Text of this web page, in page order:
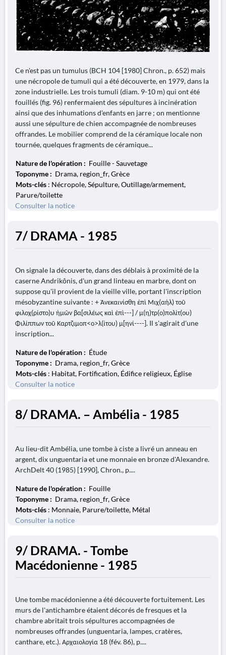
Ce n'est pas un tumulus (BCH 104 [1980] Chron., p. 652) mais
une nécropole de tumuli qui a été découverte, en 1979, dans la
zone industrielle. Les trois tumuli (diam. 9-10 m) qui ont été
fouillés (fig. 96) renfermaient des sépultures à incinération
ainsi que des inhumations d'enfants en jarre ; on mentionne
aussi une sépulture de chien accompagnée de nombreuses
offrandes. Le mobilier comprend de la céramique locale non
tournée, quelques fragments de céramique...
Nature de l'opération : Fouille - Sauvetage
Toponyme : Drama, region_fr, Grèce
Mots-clés : Nécropole, Sépulture, Outillage/armement,
Parure/toilette
Consulter la notice
7/ DRAMA - 1985
On signale la découverte, dans des déblais à proximité de la
caserne Andrikônis, d'un grand linteau en marbre, dont on
suppose qu'il provient de la vieille ville, portant l'inscription
mésobyzantine suivante : + Ἀνεκαινίσθη ἐπὶ Μιχ(αήλ) τοῦ
φιλοχ(ρίστο)υ ἡμῶν βα[σιλέως καὶ ἐπὶ---] / μ(η)τρ(ο)πολίτ(ου)
Φιλίππων τοῦ Καρτζιμοπ<ο>λ(ίτου) μ[ηνί----]. Il s'agirait d'une
inscription...
Nature de l'opération : Étude
Toponyme : Drama, region_fr, Grèce
Mots-clés : Habitat, Fortification, Édifice religieux, Église
Consulter la notice
8/ DRAMA. – Ambélia - 1985
Au lieu-dit Ambélia, une tombe à ciste a livré un anneau en
argent, dix unguentaria et une monnaie en bronze d'Alexandre.
ArchDelt 40 (1985) [1990], Chron., p....
Nature de l'opération : Fouille
Toponyme : Drama, region_fr, Grèce
Mots-clés : Monnaie, Parure/toilette, Métal
Consulter la notice
9/ DRAMA. - Tombe
Macédonienne - 1985
Une tombe macédonienne a été découverte fortuitement. Les
murs de l'antichambre étaient décorés de fresques et la
chambre abritait trois sépultures accompagnées de
nombreuses offrandes (unguentaria, lampes, cratères,
canthare, etc.). Αρχαιολογία 18 (fév. 86), p....